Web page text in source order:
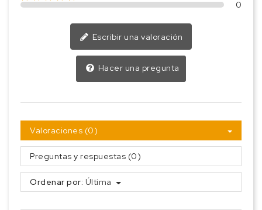
0
Escribir una valoración
Hacer una pregunta
Valoraciones (0)
Preguntas y respuestas (0)
Ordenar por: Última